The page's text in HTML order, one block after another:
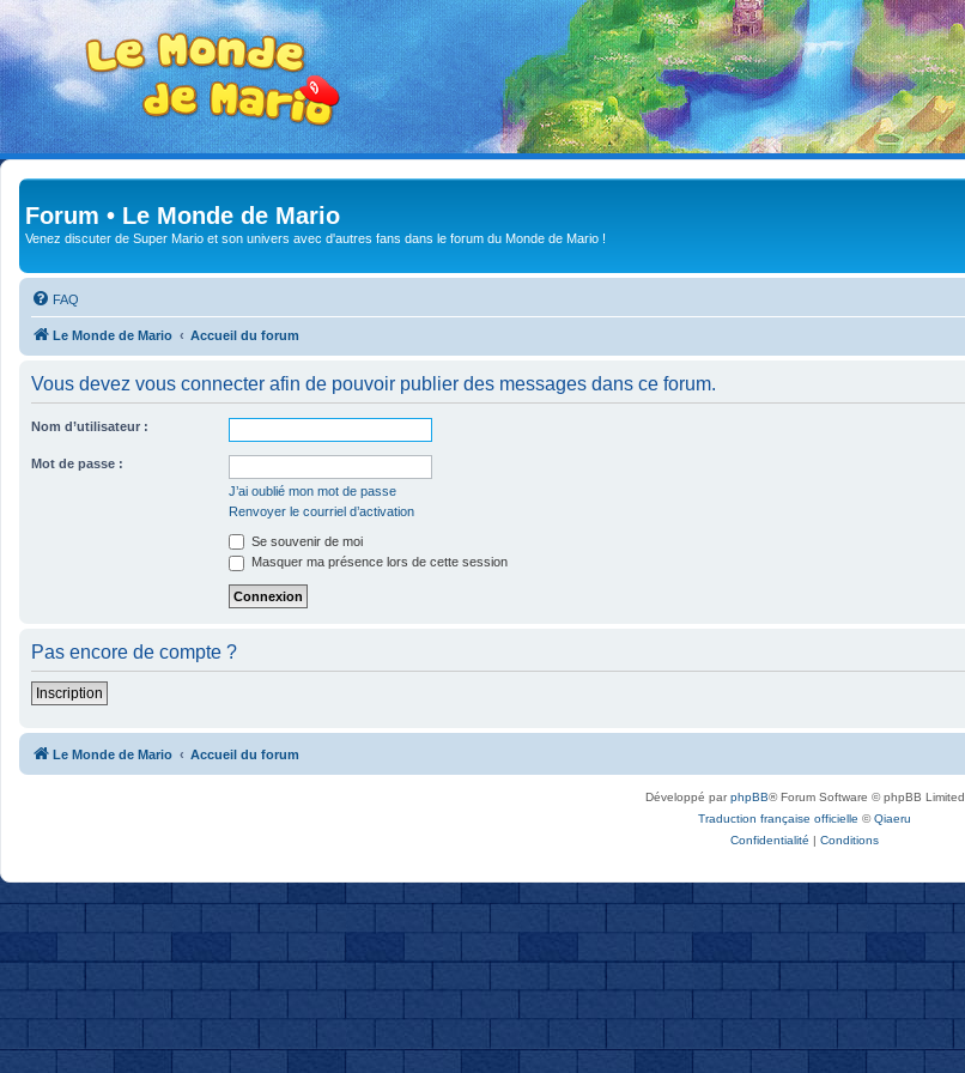
Forum • Le Monde de Mario
Venez discuter de Super Mario et son univers avec d'autres fans dans le forum du Monde de Mario !
FAQ
Le Monde de Mario Accueil du forum
Vous devez vous connecter afin de pouvoir publier des messages dans ce forum.
Nom d’utilisateur :
Mot de passe :
J’ai oublié mon mot de passe
Renvoyer le courriel d’activation
Se souvenir de moi
Masquer ma présence lors de cette session
Pas encore de compte ?
Inscription
Le Monde de Mario Accueil du forum
Développé parphpBB® Forum Software © phpBB Limited
Traduction française officielle ©Qiaeru
Confidentialité | Conditions